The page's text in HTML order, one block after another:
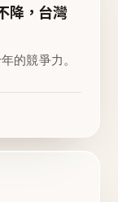
降，台灣
的競爭力。